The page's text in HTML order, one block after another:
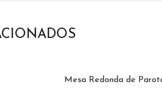
Mesa Redonda de